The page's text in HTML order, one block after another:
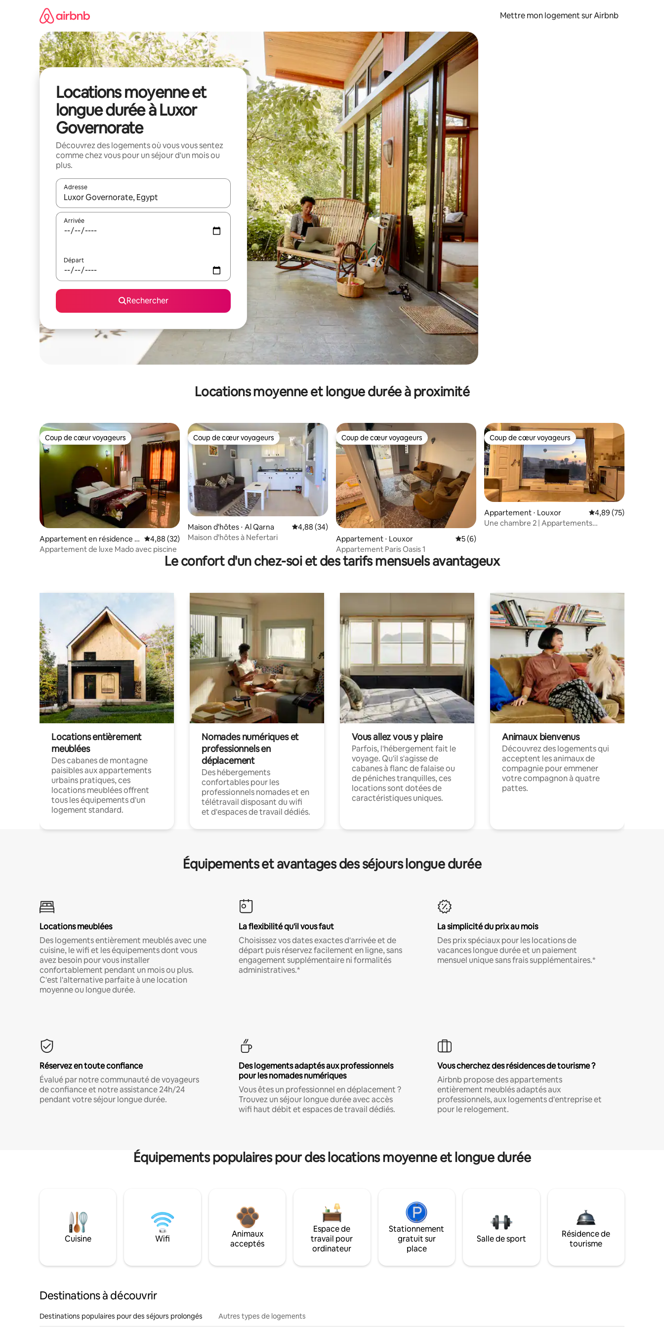
Mettre mon logement sur Airbnb
Locations moyenne et
longue durée à Luxor
Governorate
Découvrez des logements où vous vous sentez
comme chez vous pour un séjour d'un mois ou
plus.
Adresse
Lorsque les résultats s'affichent, utilisez les flèches vers le haut et vers le bas pour les parcourir ou en appuyant et en faisant glisser.
Arrivée
Départ
Rechercher
Locations moyenne et longue durée à proximité
Coup de cœur voyageurs
Coup de cœur voyageurs
Appartement en résidence ⋅
Al Qarnah
Évaluation moyenne sur la base de 32 commentaires : 4,88 sur 5
4,88 (32)
Appartement de luxe Mado avec piscine
Coup de cœur voyageurs
Coup de cœur voyageurs
Maison d'hôtes ⋅ Al Qarna Évaluation moyenne sur la base de 34 commentaires : 4,88 sur 5
4,88 (34)
Maison d'hôtes à Nefertari
Coup de cœur voyageurs
Coup de cœur voyageurs
Appartement ⋅ Louxor Évaluation moyenne sur la base de 6 commentaires : 5 sur 5
5 (6)
Appartement Paris Oasis 1
Coup de cœur voyageurs
Coup de cœur voyageurs
Appartement ⋅ Louxor Évaluation moyenne
4,89 (75)
Une chambre 2 | Appartements
Le confort d'un chez-soi et des tarifs mensuels avantageux
Locations entièrement
meublées
Des cabanes de montagne
paisibles aux appartements
urbains pratiques, ces
locations meublées offrent
tous les équipements d'un
logement standard.
Nomades numériques et
professionnels en
déplacement
Des hébergements
confortables pour les
professionnels nomades et en
télétravail disposant du wifi
et d'espaces de travail dédiés.
Vous allez vous y plaire
Parfois, l'hébergement fait le
voyage. Qu'il s'agisse de
cabanes à flanc de falaise ou
de péniches tranquilles, ces
locations sont dotées de
caractéristiques uniques.
Animaux bienvenus
Découvrez des logements qui
acceptent les animaux de
compagnie pour emmener
votre compagnon à quatre
pattes.
Équipements et avantages des séjours longue durée
Locations meublées
Des logements entièrement meublés avec une
cuisine, le wifi et les équipements dont vous
avez besoin pour vous installer
confortablement pendant un mois ou plus.
C'est l'alternative parfaite à une location
moyenne ou longue durée.
La flexibilité qu'il vous faut
Choisissez vos dates exactes d'arrivée et de
départ puis réservez facilement en ligne, sans
engagement supplémentaire ni formalités
administratives.*
La simplicité du prix au mois
Des prix spéciaux pour les locations de
vacances longue durée et un paiement
mensuel unique sans frais supplémentaires.*
Réservez en toute confiance
Évalué par notre communauté de voyageurs
de confiance et notre assistance 24h/24
pendant votre séjour longue durée.
Des logements adaptés aux professionnels
pour les nomades numériques
Vous êtes un professionnel en déplacement ?
Trouvez un séjour longue durée avec accès
wifi haut débit et espaces de travail dédiés.
Vous cherchez des résidences de tourisme ?
Airbnb propose des appartements
entièrement meublés adaptés aux
professionnels, aux logements d'entreprise et
pour le relogement.
Équipements populaires pour des locations moyenne et longue durée
Cuisine Wifi
Animaux
acceptés
Espace de
travail pour
ordinateur
Stationnement
gratuit sur
place
Salle de sport
Résidence de
tourisme
Destinations à découvrir
Destinations populaires pour des séjours prolongés Autres types de logements